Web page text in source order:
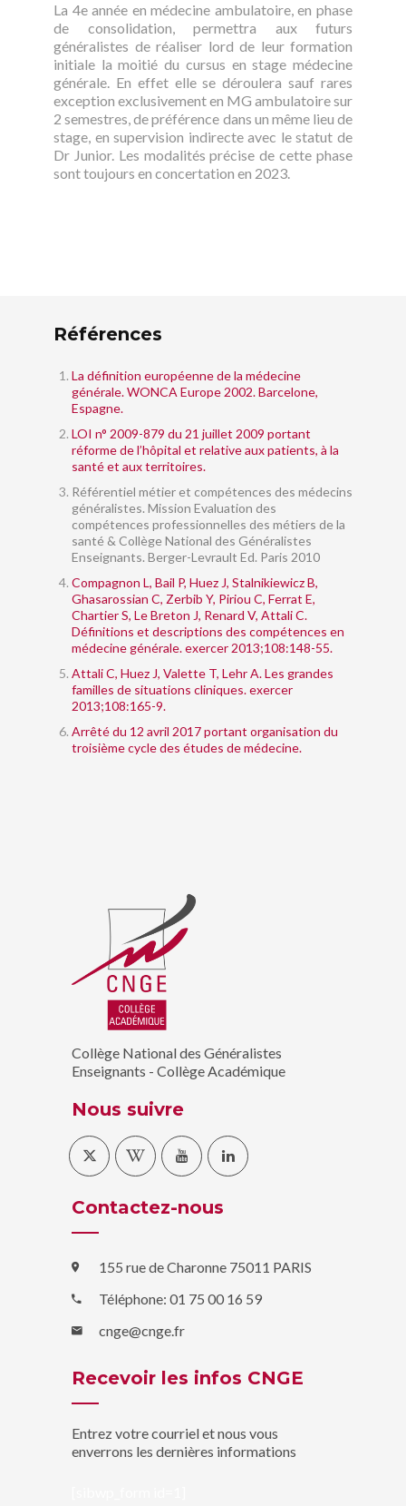
La 4e année en médecine ambulatoire, en phase
de consolidation, permettra aux futurs
généralistes de réaliser lord de leur formation
initiale la moitié du cursus en stage médecine
générale. En effet elle se déroulera sauf rares
exception exclusivement en MG ambulatoire sur
2 semestres, de préférence dans un même lieu de
stage, en supervision indirecte avec le statut de
Dr Junior. Les modalités précise de cette phase
sont toujours en concertation en 2023.
Références
La définition européenne de la médecine
générale. WONCA Europe 2002. Barcelone,
Espagne.
LOI n° 2009-879 du 21 juillet 2009 portant
réforme de l’hôpital et relative aux patients, à la
santé et aux territoires.
Référentiel métier et compétences des médecins
généralistes. Mission Evaluation des
compétences professionnelles des métiers de la
santé & Collège National des Généralistes
Enseignants. Berger-Levrault Ed. Paris 2010
Compagnon L, Bail P, Huez J, Stalnikiewicz B,
Ghasarossian C, Zerbib Y, Piriou C, Ferrat E,
Chartier S, Le Breton J, Renard V, Attali C.
Définitions et descriptions des compétences en
médecine générale. exercer 2013;108:148-55.
Attali C, Huez J, Valette T, Lehr A. Les grandes
familles de situations cliniques. exercer
2013;108:165-9.
Arrêté du 12 avril 2017 portant organisation du
troisième cycle des études de médecine.
Collège National des Généralistes
Enseignants - Collège Académique
Nous suivre
Contactez-nous
155 rue de Charonne 75011 PARIS
Téléphone: 01 75 00 16 59
cnge@cnge.fr
Recevoir les infos CNGE
Entrez votre courriel et nous vous
enverrons les dernières informations